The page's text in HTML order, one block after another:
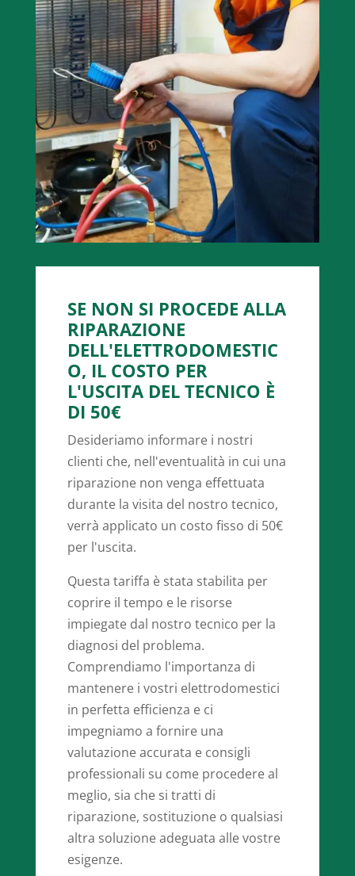
SE NON SI PROCEDE ALLA
RIPARAZIONE
DELL'ELETTRODOMESTIC
O, IL COSTO PER
L'USCITA DEL TECNICO È
DI 50€
Desideriamo informare i nostri
clienti che, nell'eventualità in cui una
riparazione non venga effettuata
durante la visita del nostro tecnico,
verrà applicato un costo fisso di 50€
per l'uscita.
Questa tariffa è stata stabilita per
coprire il tempo e le risorse
impiegate dal nostro tecnico per la
diagnosi del problema.
Comprendiamo l'importanza di
mantenere i vostri elettrodomestici
in perfetta efficienza e ci
impegniamo a fornire una
valutazione accurata e consigli
professionali su come procedere al
meglio, sia che si tratti di
riparazione, sostituzione o qualsiasi
altra soluzione adeguata alle vostre
esigenze.